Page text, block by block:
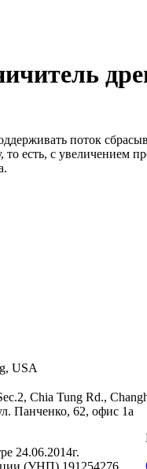
поток
есть, с увеличением
USA
Chia Tung Rd.,
Панченко, 62, офис 1а
24.06.2014г.
(УНП) 191254276